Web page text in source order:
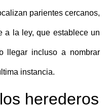
parientes cercanos,
a la ley, que establece un
llegar incluso a nombrar
instancia.
herederos